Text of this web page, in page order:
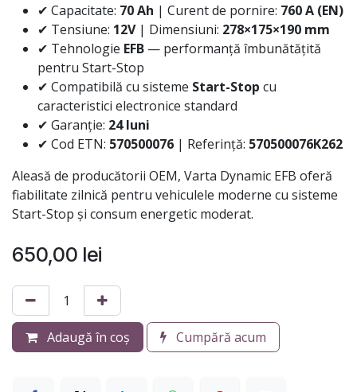
✔ Capacitate: 70 Ah | Curent de pornire: 760 A (EN)
✔ Tensiune: 12V| Dimensiuni: 278×175×190 mm
✔ Tehnologie EFB — performanță îmbunătățită
pentru Start-Stop
✔ Compatibilă cu sisteme Start-Stop cu
caracteristici electronice standard
✔ Garanție: 24 luni
✔ Cod ETN: 570500076 | Referință: 570500076K262
Aleasă de producătorii OEM, Varta Dynamic EFB oferă
fiabilitate zilnică pentru vehiculele moderne cu sisteme
Start-Stop și consum energetic moderat.
650,00 lei
Adaugă în coș Cumpără acum